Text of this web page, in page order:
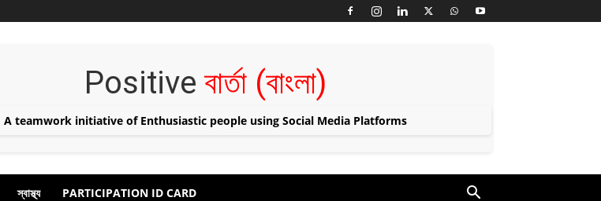
Positive বার্তা (বাংলা)
A teamwork initiative of Enthusiastic people using Social Media Platforms
স্বাস্থ্য PARTICIPATION ID CARD